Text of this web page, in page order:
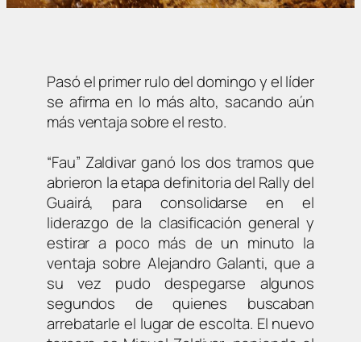
Pasó el primer rulo del domingo y el líder
se afirma en lo más alto, sacando aún
más ventaja sobre el resto.
“Fau” Zaldivar ganó los dos tramos que
abrieron la etapa definitoria del Rally del
Guairá, para consolidarse en el
liderazgo de la clasificación general y
estirar a poco más de un minuto la
ventaja sobre Alejandro Galanti, que a
su vez pudo despegarse algunos
segundos de quienes buscaban
arrebatarle el lugar de escolta. El nuevo